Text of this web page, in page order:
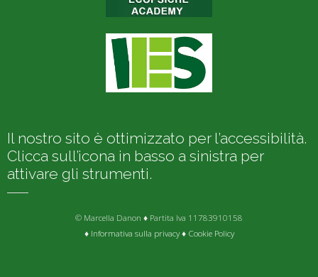
Il nostro sito è ottimizzato per l’accessibilità.
Clicca sull’icona in basso a sinistra per
attivare gli strumenti.
© Marcella Danon ♦ Partita Iva 11783910158
♦ Informativa sulla privacy♦ Cookie Policy